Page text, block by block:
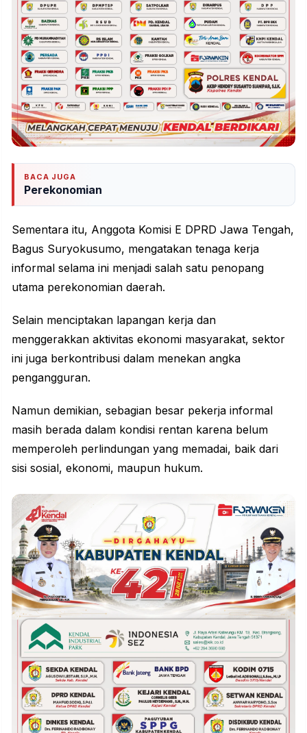
BACA JUGA
Perekonomian
Sementara itu, Anggota Komisi E DPRD Jawa Tengah,
Bagus Suryokusumo, mengatakan tenaga kerja
informal selama ini menjadi salah satu penopang
utama perekonomian daerah.
Selain menciptakan lapangan kerja dan
menggerakkan aktivitas ekonomi masyarakat, sektor
ini juga berkontribusi dalam menekan angka
pengangguran.
Namun demikian, sebagian besar pekerja informal
masih berada dalam kondisi rentan karena belum
memperoleh perlindungan yang memadai, baik dari
sisi sosial, ekonomi, maupun hukum.